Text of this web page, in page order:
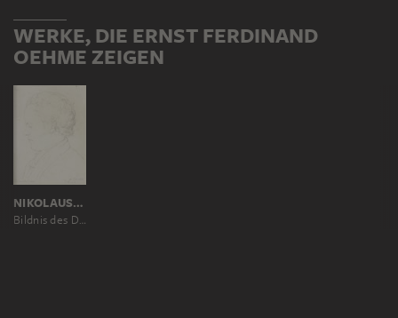
WERKE, DIE ERNST FERDINAND
OEHME ZEIGEN
NIKOLAUS HOFF
Bildnis des Dresdener Landschaftsmalers Ernst Oehme